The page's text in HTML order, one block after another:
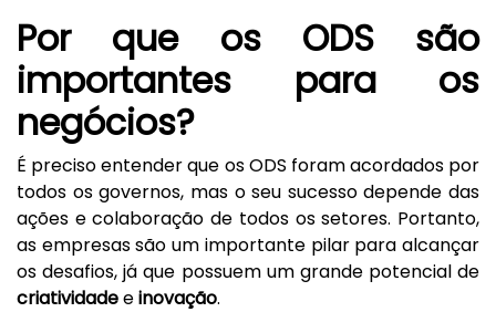
Por que os ODS são
importantes para os
negócios?
É preciso entender que os ODS foram acordados por
todos os governos, mas o seu sucesso depende das
ações e colaboração de todos os setores. Portanto,
as empresas são um importante pilar para alcançar
os desafios, já que possuem um grande potencial de
criatividadeeinovação.